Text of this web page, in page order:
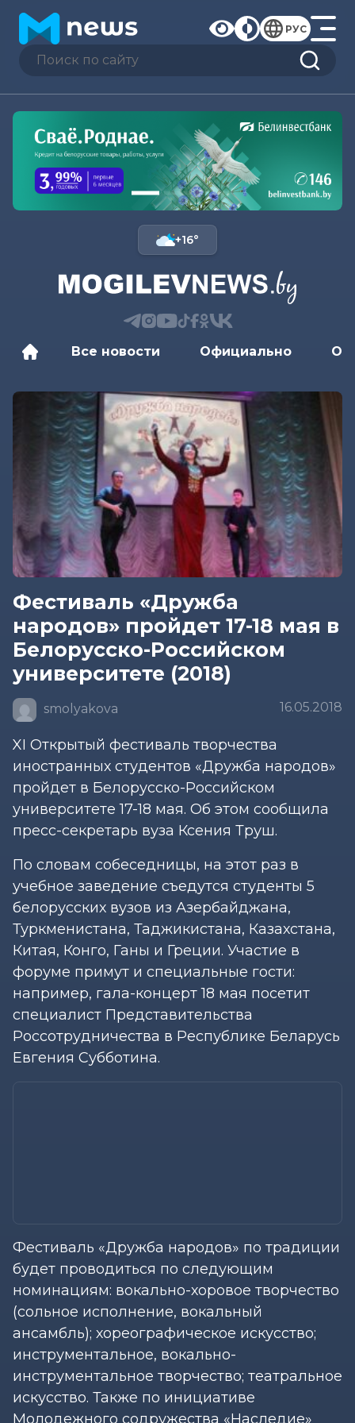
РУС
+16°
Все новости Официально
Фестиваль «Дружба
народов» пройдет 17-18 мая в
Белорусско-Российском
университете (2018)
smolyakova 16.05.2018
XI Открытый фестиваль творчества
иностранных студентов «Дружба народов»
пройдет в Белорусско-Российском
университете 17-18 мая. Об этом сообщила
пресс-секретарь вуза Ксения Труш.
По словам собеседницы, на этот раз в
учебное заведение съедутся студенты 5
белорусских вузов из Азербайджана,
Туркменистана, Таджикистана, Казахстана,
Китая, Конго, Ганы и Греции. Участие в
форуме примут и специальные гости:
например, гала-концерт 18 мая посетит
специалист Представительства
Россотрудничества в Республике Беларусь
Евгения Субботина.
Фестиваль «Дружба народов» по традиции
будет проводиться по следующим
номинациям: вокально-хоровое творчество
(сольное исполнение, вокальный
ансамбль); хореографическое искусство;
инструментальное, вокально-
инструментальное творчество; театральное
искусство. Также по инициативе
Молодежного содружества «Наследие»